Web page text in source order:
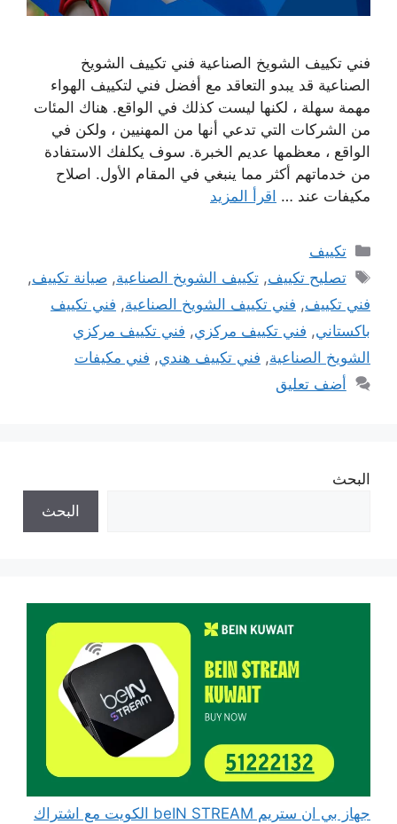
فني تكييف الشويخ الصناعية فني تكييف الشويخ
الصناعية قد يبدو التعاقد مع أفضل فني لتكييف الهواء
مهمة سهلة ، لكنها ليست كذلك في الواقع. هناك المئات
من الشركات التي تدعي أنها من المهنيين ، ولكن في
الواقع ، معظمها عديم الخبرة. سوف يكلفك الاستفادة
من خدماتهم أكثر مما ينبغي في المقام الأول. اصلاح
مكيفات عند … اقرأ المزيد
التصنيفات
تكييف
الوسوم
تصليح تكييف,تكييف الشويخ الصناعية,صيانة تكييف,
فني تكييف, فني تكييف الشويخ الصناعية, فني تكييف
باكستاني, فني تكييف مركزي, فني تكييف مركزي
الشويخ الصناعية, فني تكييف هندي, فني مكيفات
أضف تعليق
البحث
البحث
جهاز بي ان ستريم beIN STREAM الكويت مع اشتراك